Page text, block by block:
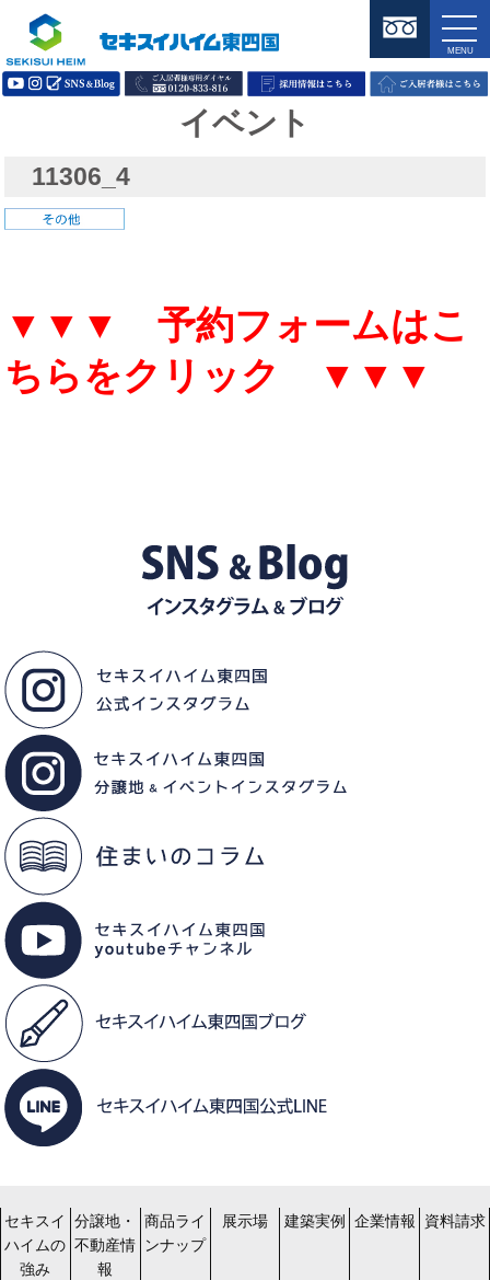
イベント
11306_4
▼▼▼ 予約フォームはこ
ちらをクリック ▼▼▼
セキスイ
ハイムの
強み
分譲地・
不動産情
報
商品ライ
ンナップ
展示場 建築実例 企業情報 資料請求